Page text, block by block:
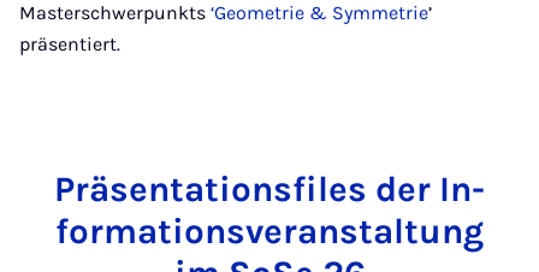
Masterschwerpunkts ‘Geometrie & Symmetrie’
präsentiert.
Präsent­a­tionsfiles der In­
form­a­tions­ver­an­stal­tung